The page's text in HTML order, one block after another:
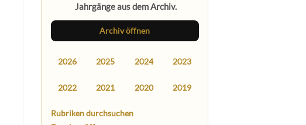
Jahrgänge aus dem Archiv.
Archiv öffnen
2026 2025 2024 2023
2022 2021 2020 2019
Rubriken durchsuchen